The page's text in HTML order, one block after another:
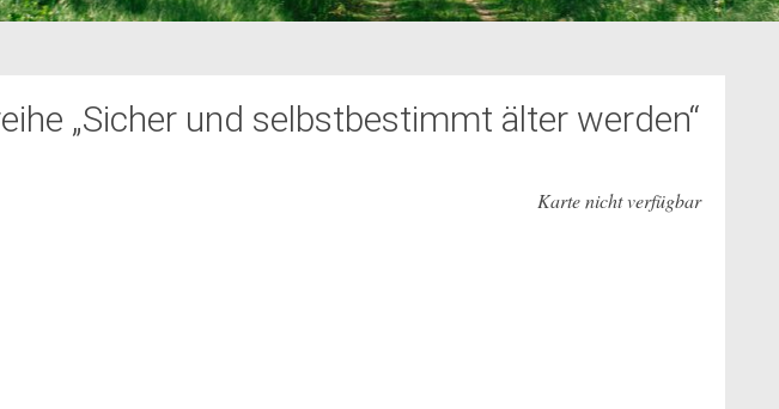
„Sicher und selbstbestimmt älter werden“
Karte nicht verfügbar